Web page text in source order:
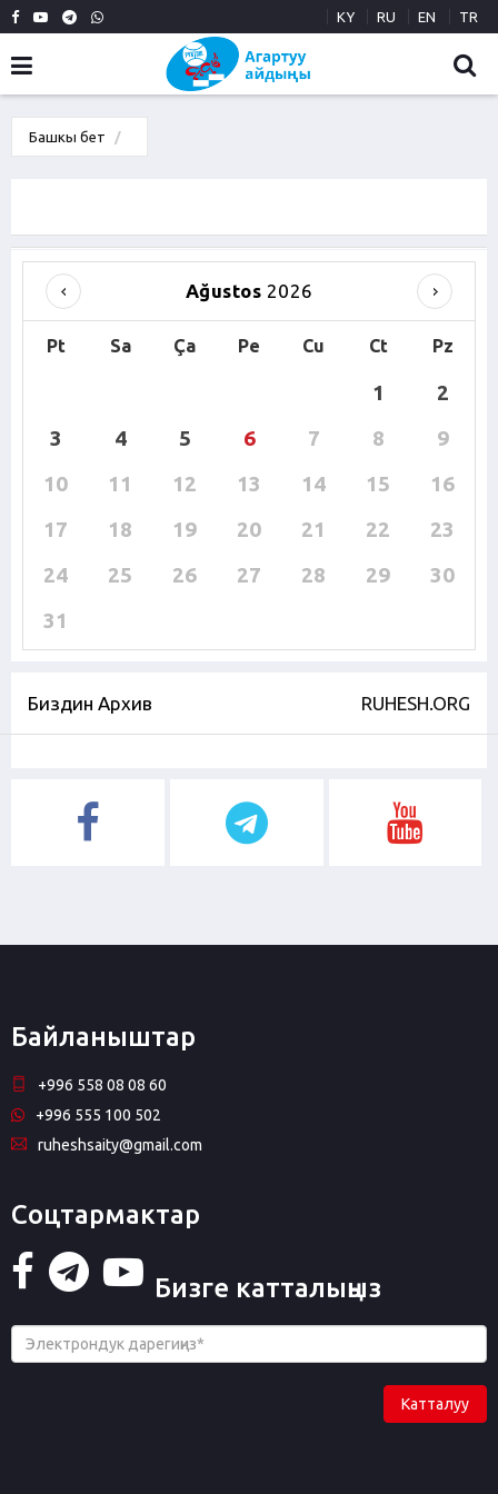
KY RU EN TR
Башкы бет
Ağustos 2026
Pt Sa Ça Pe Cu Ct Pz
1
2
3
4 5 6 7 8
9
10
11 12 13 14 15
16
17
18 19 20 21 22
23
24
25 26 27 28 29
30
31
Биздин Архив RUHESH.ORG
Байланыштар
+996 558 08 08 60
+996 555 100 502
ruheshsaity@gmail.com
Соцтармактар
Бизге катталыңыз
Катталуу